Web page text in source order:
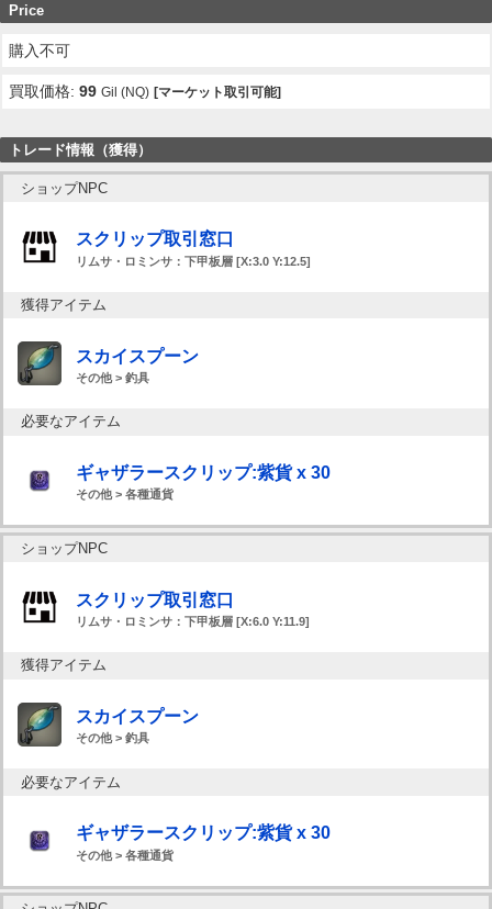
Price
購入不可
買取価格:99 Gil (NQ) [マーケット取引可能]
トレード情報（獲得）
ショップNPC
スクリップ取引窓口
リムサ・ロミンサ：下甲板層 [X:3.0 Y:12.5]
獲得アイテム
スカイスプーン
その他 > 釣具
必要なアイテム
ギャザラースクリップ:紫貨 x 30
その他 > 各種通貨
ショップNPC
スクリップ取引窓口
リムサ・ロミンサ：下甲板層 [X:6.0 Y:11.9]
獲得アイテム
スカイスプーン
その他 > 釣具
必要なアイテム
ギャザラースクリップ:紫貨 x 30
その他 > 各種通貨